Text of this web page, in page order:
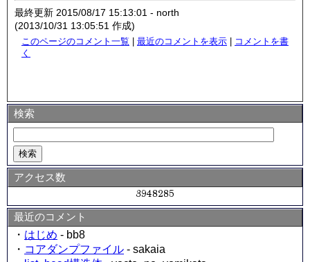
最終更新 2015/08/17 15:13:01 - north
(2013/10/31 13:05:51 作成)
このページのコメント一覧 最近のコメントを表示
コメントを書
く
検索
アクセス数
最近のコメント
・ はじめ - bb8
・ コアダンプファイル - sakaia